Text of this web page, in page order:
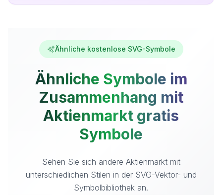
Ähnliche kostenlose SVG-Symbole
Ähnliche Symbole im
Zusammenhang mit
Aktienmarkt gratis
Symbole
Sehen Sie sich andere Aktienmarkt mit
unterschiedlichen Stilen in der SVG-Vektor- und
Symbolbibliothek an.